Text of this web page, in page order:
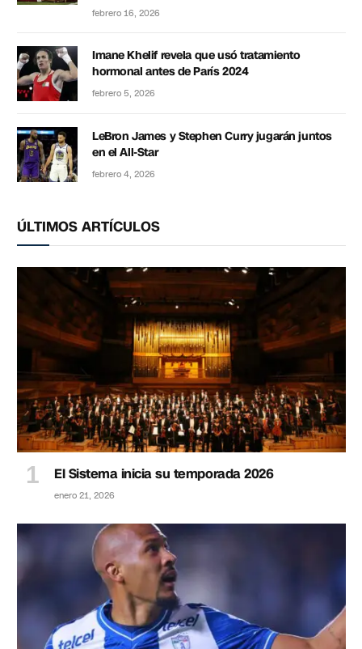
febrero 16, 2026
Imane Khelif revela que usó tratamiento
hormonal antes de París 2024
febrero 5, 2026
LeBron James y Stephen Curry jugarán juntos
en el All-Star
febrero 4, 2026
ÚLTIMOS ARTÍCULOS
El Sistema inicia su temporada 2026
enero 21, 2026